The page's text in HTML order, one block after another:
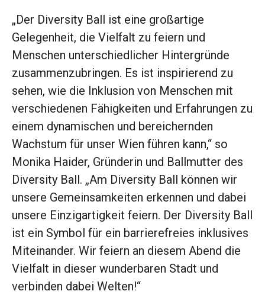
„Der Diversity Ball ist eine großartige
Gelegenheit, die Vielfalt zu feiern und
Menschen unterschiedlicher Hintergründe
zusammenzubringen. Es ist inspirierend zu
sehen, wie die Inklusion von Menschen mit
verschiedenen Fähigkeiten und Erfahrungen zu
einem dynamischen und bereichernden
Wachstum für unser Wien führen kann,“ so
Monika Haider, Gründerin und Ballmutter des
Diversity Ball. „Am Diversity Ball können wir
unsere Gemeinsamkeiten erkennen und dabei
unsere Einzigartigkeit feiern. Der Diversity Ball
ist ein Symbol für ein barrierefreies inklusives
Miteinander. Wir feiern an diesem Abend die
Vielfalt in dieser wunderbaren Stadt und
verbinden dabei Welten!“